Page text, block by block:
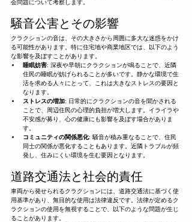
会問題について考察します。
騒音公害とその影響
クラクションの音は、その大きさから周囲に多大な迷惑をかけ
る可能性があります。特に住宅地や商業地区では、以下のよう
な影響を及ぼすことがあります。
睡眠妨害: 深夜や早朝にクラクションが鳴ることで、近隣
住民の睡眠が妨げられることが多いです。静かな環境で生
活を求める人々にとって、これは大きなストレスの要因と
なります。
ストレスの増加: 日常的にクラクションの音を聞かされる
ことで、周辺住民の心理的負担が増大します。イライラや
不安感が募り、心の健康にも影響を及ぼす場合がありま
す。
コミュニティの関係悪化: 騒音が積み重なることで、住民
同士の関係が悪化することもあります。近隣トラブルが頻
発し、住みにくい環境を生む要因となります。
道路交通法と社会的責任
車両から発せられるクラクションには、道路交通法に基づく使
用基準があり、無目的な使用は法律違反です。法律が定めるク
ラクションの使用を無視することで、以下のような問題が生じ
ることがあります。